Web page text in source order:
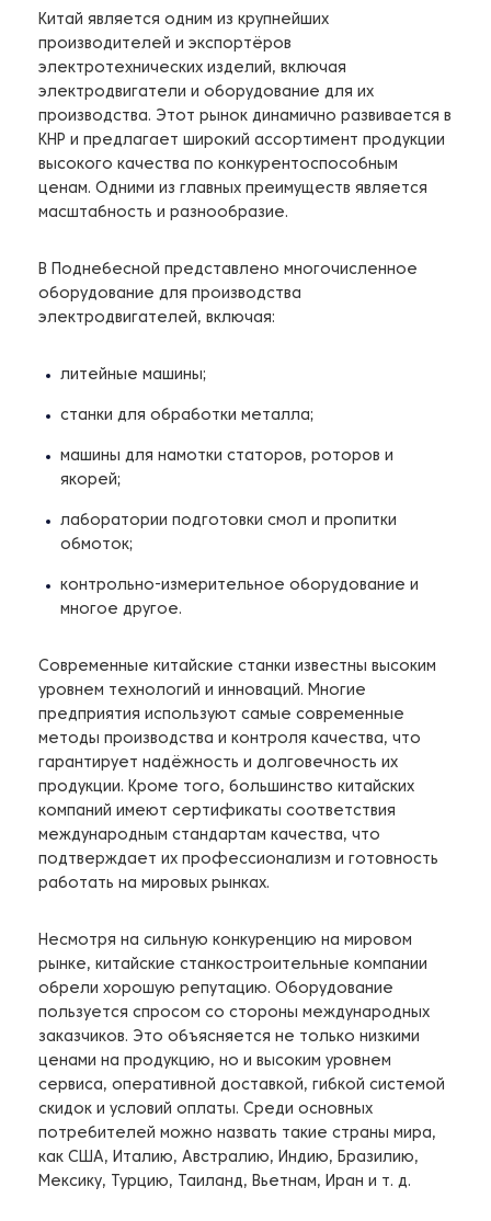
Китай является одним из крупнейших
производителей и экспортёров
электротехнических изделий, включая
электродвигатели и оборудование для их
производства. Этот рынок динамично развивается в
КНР и предлагает широкий ассортимент продукции
высокого качества по конкурентоспособным
ценам. Одними из главных преимуществ является
масштабность и разнообразие.
В Поднебесной представлено многочисленное
оборудование для производства
электродвигателей, включая:
литейные машины;
станки для обработки металла;
машины для намотки статоров, роторов и
якорей;
лаборатории подготовки смол и пропитки
обмоток;
контрольно-измерительное оборудование и
многое другое.
Современные китайские станки известны высоким
уровнем технологий и инноваций. Многие
предприятия используют самые современные
методы производства и контроля качества, что
гарантирует надёжность и долговечность их
продукции. Кроме того, большинство китайских
компаний имеют сертификаты соответствия
международным стандартам качества, что
подтверждает их профессионализм и готовность
работать на мировых рынках.
Несмотря на сильную конкуренцию на мировом
рынке, китайские станкостроительные компании
обрели хорошую репутацию. Оборудование
пользуется спросом со стороны международных
заказчиков. Это объясняется не только низкими
ценами на продукцию, но и высоким уровнем
сервиса, оперативной доставкой, гибкой системой
скидок и условий оплаты. Среди основных
потребителей можно назвать такие страны мира,
как США, Италию, Австралию, Индию, Бразилию,
Мексику, Турцию, Таиланд, Вьетнам, Иран и т. д.